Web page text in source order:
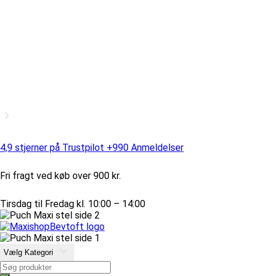
4,9 stjerner på Trustpilot +990 Anmeldelser
Fri fragt ved køb over 900 kr.
Tirsdag til Fredag kl. 10:00 – 14:00
Vælg Kategori
Products